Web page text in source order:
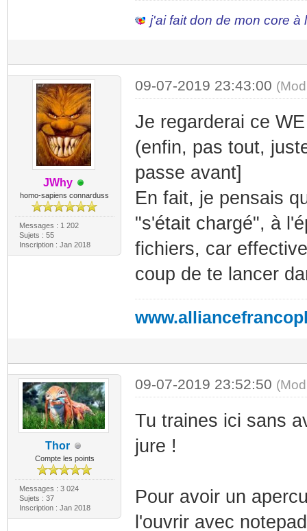
j'ai fait don de mon core à
JWhy
homo-sapiens connarduss
Messages : 1 202
Sujets : 55
Inscription : Jan 2018
09-07-2019 23:43:00
Je regarderai ce
(enfin, pas tout,
passe avant]
En fait, je pensais
"s'était chargé", à
fichiers, car
coup de te lancer
Thor
Compte les points
Messages : 3 024
Sujets : 37
Inscription : Jan 2018
09-07-2019 23:52:50
Tu traines ici sans
jure !
Pour avoir un
l'ouvrir avec